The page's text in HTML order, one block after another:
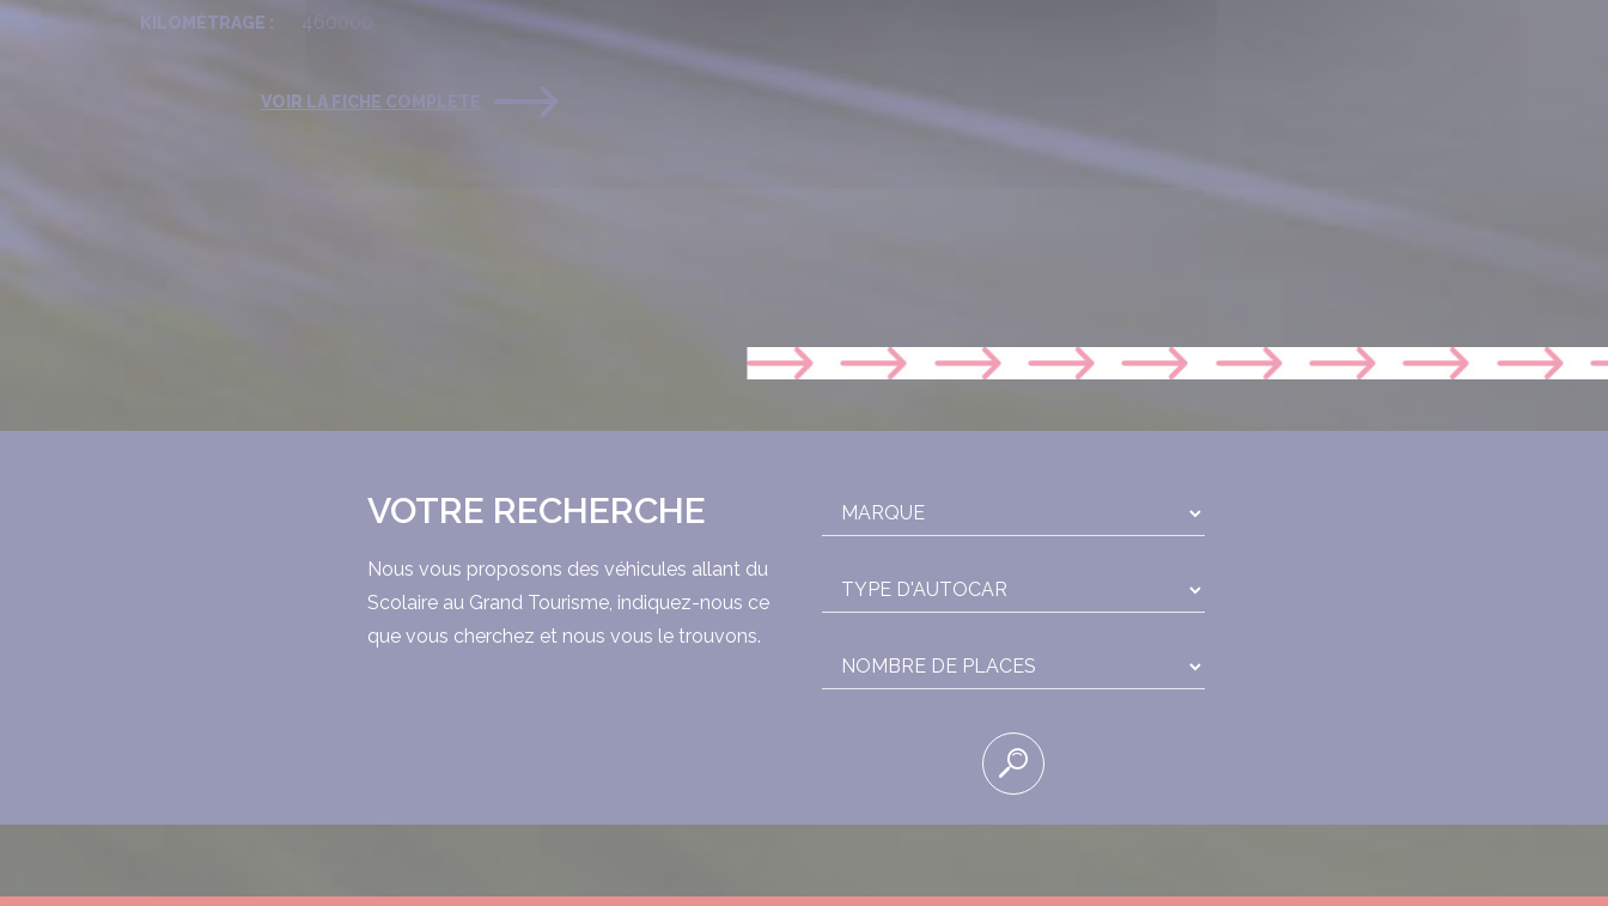
KILOMÉTRAGE : 460000
VOIR LA FICHE COMPLÈTE
VOTRE RECHERCHE
Nous vous proposons des véhicules allant du
Scolaire au Grand Tourisme, indiquez-nous ce
que vous cherchez et nous vous le trouvons.
MARQUE
TYPE D'AUTOCAR
NOMBRE DE PLACES